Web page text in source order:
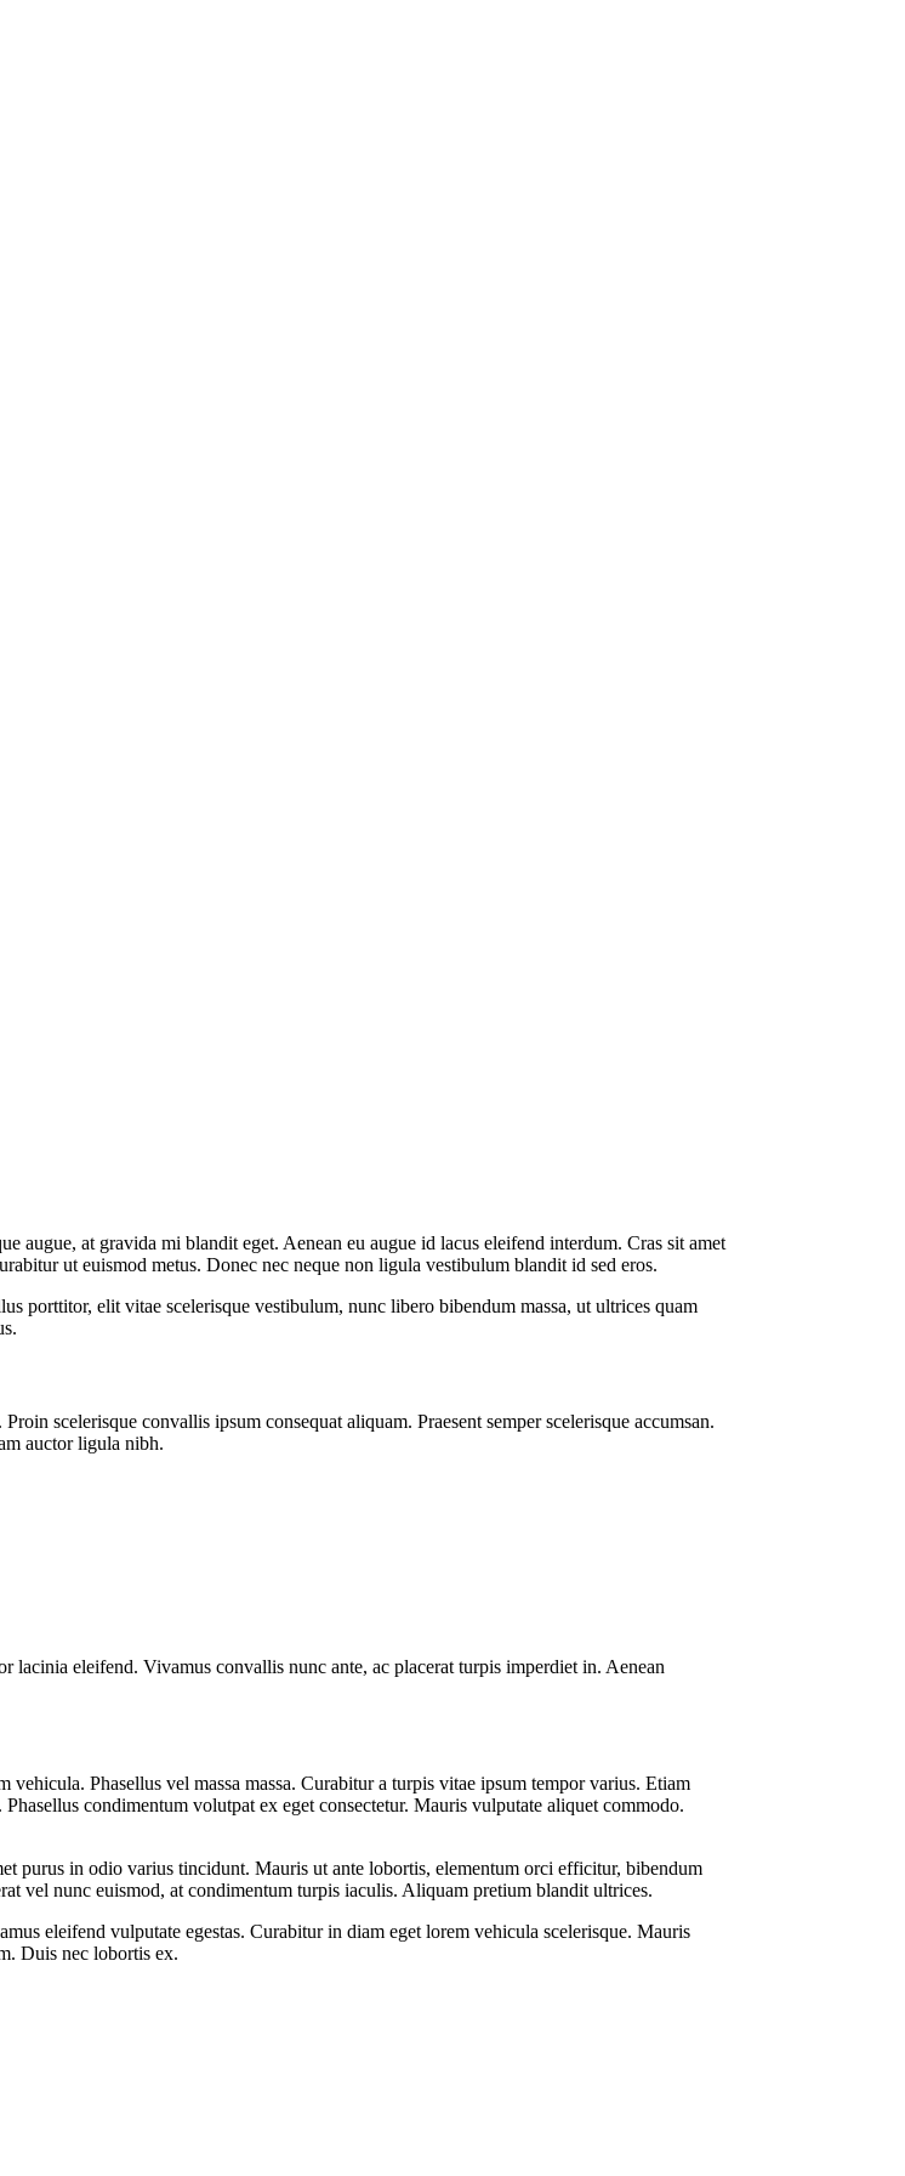
augue, at gravida mi blandit eget. Aenean eu augue id lacus eleifend interdum. Cras sit amet
ut euismod metus. Donec nec neque non ligula vestibulum blandit id sed eros.
porttitor, elit vitae scelerisque vestibulum, nunc libero bibendum massa, ut ultrices quam
scelerisque convallis ipsum consequat aliquam. Praesent semper scelerisque accumsan.
auctor ligula nibh.
eleifend. Vivamus convallis nunc ante, ac placerat turpis imperdiet in. Aenean
Phasellus vel massa massa. Curabitur a turpis vitae ipsum tempor varius. Etiam
condimentum volutpat ex eget consectetur. Mauris vulputate aliquet commodo.
purus in odio varius tincidunt. Mauris ut ante lobortis, elementum orci efficitur, bibendum
vel nunc euismod, at condimentum turpis iaculis. Aliquam pretium blandit ultrices.
eleifend vulputate egestas. Curabitur in diam eget lorem vehicula scelerisque. Mauris
Duis nec lobortis ex.